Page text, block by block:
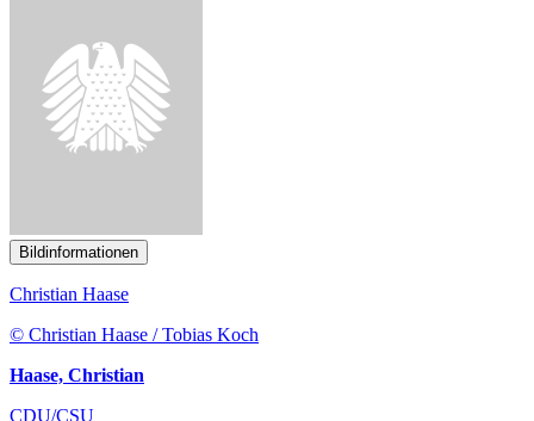
Christian Haase
© Christian Haase / Tobias Koch
Haase, Christian